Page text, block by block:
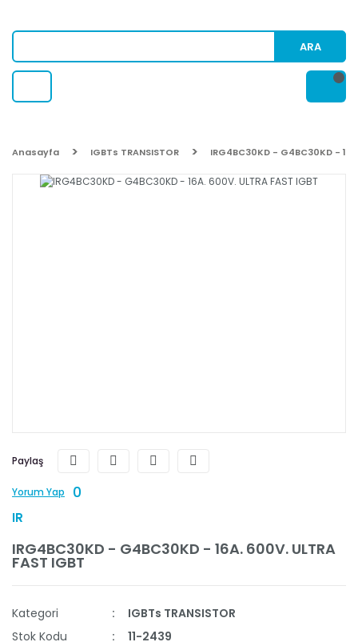
ARA
Anasayfa IGBTs TRANSISTOR IRG4BC30KD - G4BC30KD -
Paylaş
Yorum Yap 0
IR
IRG4BC30KD - G4BC30KD - 16A. 600V. ULTRA
FAST IGBT
Kategori
IGBTs TRANSISTOR
Stok Kodu
11-2439